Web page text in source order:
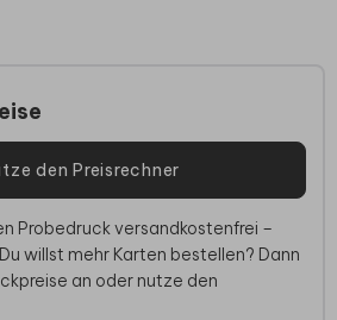
den Preisrechner
Probedruck versandkostenfrei –
willst mehr Karten bestellen? Dann
an oder nutze den